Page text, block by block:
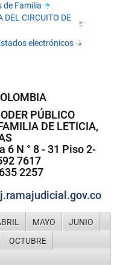
de Familia
DEL CIRCUITO DE
electrónicos
BIA
PÚBLICO
DE LETICIA,
6 N ° 8 - 31 Piso 2-
7617
2257
MAYO
JUNIO
OCTUBRE